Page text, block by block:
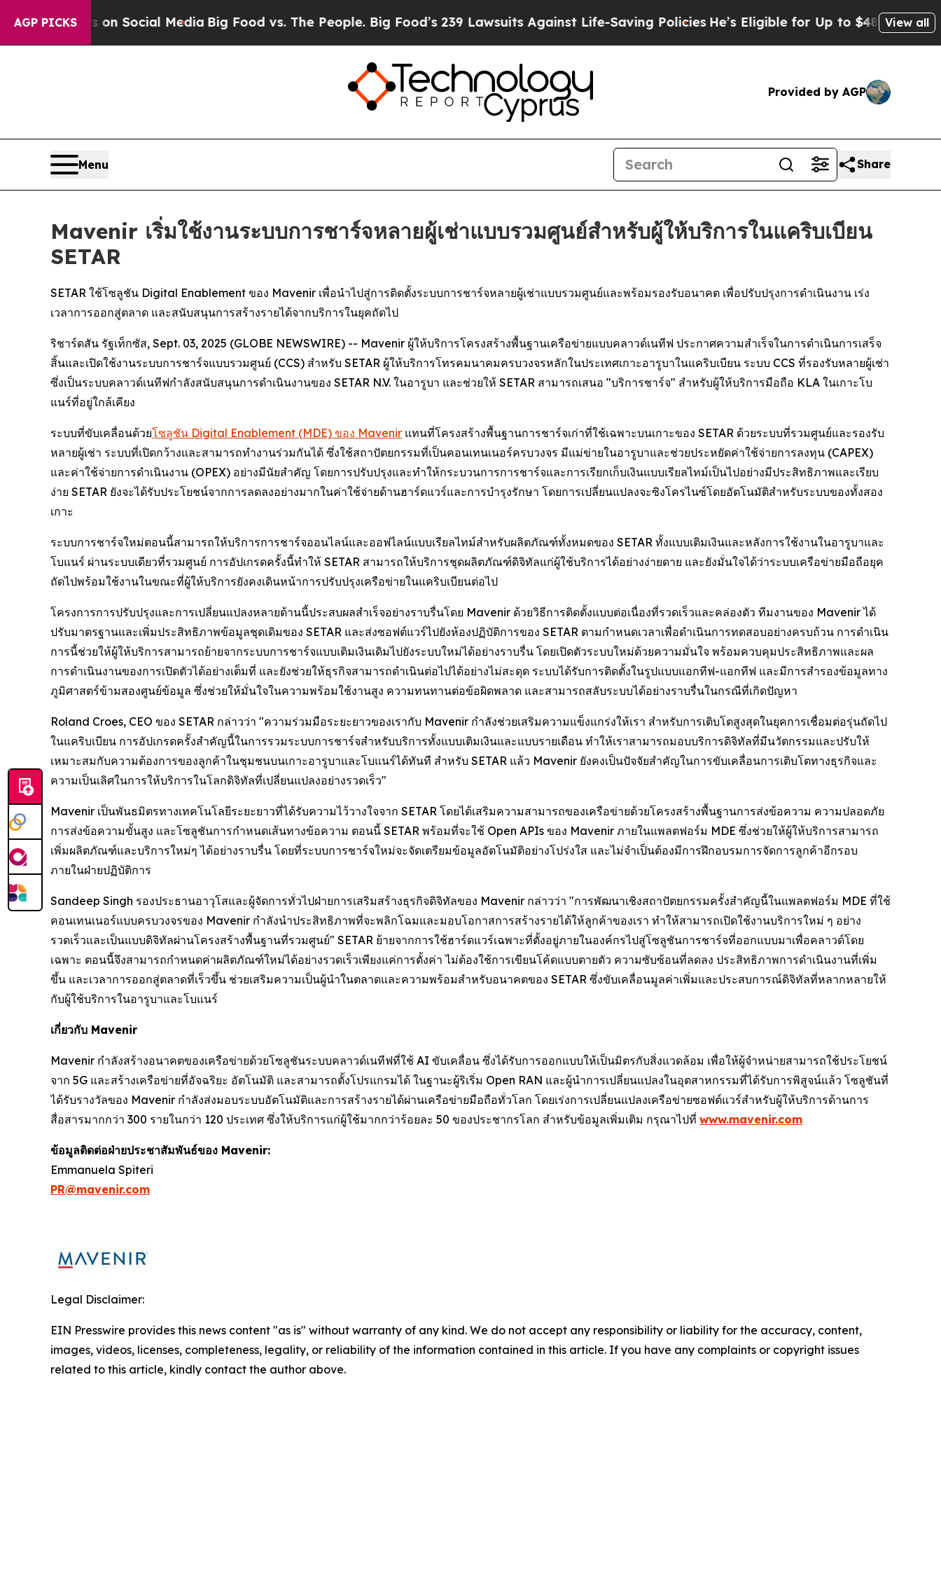
AGP PICKSon Social MediaBig Food vs. The People. Big Food’s 239 Lawsuits Against Life-Saving Policies He’s Eligible for Up to $480,000 AfterView all
Provided by AGP
Menu Share
Mavenir เริ่มใช้งานระบบการชาร์จหลายผู้เช่าแบบรวมศูนย์สำหรับผู้ให้บริการในแคริบเบียน
SETAR
SETAR ใช้โซลูชัน Digital Enablement ของ Mavenir เพื่อนำไปสู่การติดตั้งระบบการชาร์จหลายผู้เช่าแบบรวมศูนย์และพร้อมรองรับอนาคต เพื่อปรับปรุงการดำเนินงาน เร่ง
เวลาการออกสู่ตลาด และสนับสนุนการสร้างรายได้จากบริการในยุคถัดไป
ริชาร์ดสัน รัฐเท็กซัส, Sept. 03, 2025 (GLOBE NEWSWIRE) -- Mavenir ผู้ให้บริการโครงสร้างพื้นฐานเครือข่ายแบบคลาวด์เนทีฟ ประกาศความสำเร็จในการดำเนินการเสร็จ
สิ้นและเปิดใช้งานระบบการชาร์จแบบรวมศูนย์ (CCS) สำหรับ SETAR ผู้ให้บริการโทรคมนาคมครบวงจรหลักในประเทศเกาะอารูบาในแคริบเบียน ระบบ CCS ที่รองรับหลายผู้เช่า
ซึ่งเป็นระบบคลาวด์เนทีฟกำลังสนับสนุนการดำเนินงานของ SETAR N.V. ในอารูบา และช่วยให้ SETAR สามารถเสนอ "บริการชาร์จ" สำหรับผู้ให้บริการมือถือ KLA ในเกาะโบ
แนร์ที่อยู่ใกล้เคียง
ระบบที่ขับเคลื่อนด้วยโซลูชัน Digital Enablement (MDE) ของ Mavenir แทนที่โครงสร้างพื้นฐานการชาร์จเก่าที่ใช้เฉพาะบนเกาะของ SETAR ด้วยระบบที่รวมศูนย์และรองรับ
หลายผู้เช่า ระบบที่เปิดกว้างและสามารถทำงานร่วมกันได้ ซึ่งใช้สถาปัตยกรรมที่เป็นคอนเทนเนอร์ครบวงจร มีแม่ข่ายในอารูบาและช่วยประหยัดค่าใช้จ่ายการลงทุน (CAPEX)
และค่าใช้จ่ายการดำเนินงาน (OPEX) อย่างมีนัยสำคัญ โดยการปรับปรุงและทำให้กระบวนการการชาร์จและการเรียกเก็บเงินแบบเรียลไทม์เป็นไปอย่างมีประสิทธิภาพและเรียบ
ง่าย SETAR ยังจะได้รับประโยชน์จากการลดลงอย่างมากในค่าใช้จ่ายด้านฮาร์ดแวร์และการบำรุงรักษา โดยการเปลี่ยนแปลงจะซิงโครไนซ์โดยอัตโนมัติสำหรับระบบของทั้งสอง
เกาะ
ระบบการชาร์จใหม่ตอนนี้สามารถให้บริการการชาร์จออนไลน์และออฟไลน์แบบเรียลไทม์สำหรับผลิตภัณฑ์ทั้งหมดของ SETAR ทั้งแบบเติมเงินและหลังการใช้งานในอารูบาและ
โบแนร์ ผ่านระบบเดียวที่รวมศูนย์ การอัปเกรดครั้งนี้ทำให้ SETAR สามารถให้บริการชุดผลิตภัณฑ์ดิจิทัลแก่ผู้ใช้บริการได้อย่างง่ายดาย และยังมั่นใจได้ว่าระบบเครือข่ายมือถือยุค
ถัดไปพร้อมใช้งานในขณะที่ผู้ให้บริการยังคงเดินหน้าการปรับปรุงเครือข่ายในแคริบเบียนต่อไป
โครงการการปรับปรุงและการเปลี่ยนแปลงหลายด้านนี้ประสบผลสำเร็จอย่างราบรื่นโดย Mavenir ด้วยวิธีการติดตั้งแบบต่อเนื่องที่รวดเร็วและคล่องตัว ทีมงานของ Mavenir ได้
ปรับมาตรฐานและเพิ่มประสิทธิภาพข้อมูลชุดเดิมของ SETAR และส่งซอฟต์แวร์ไปยังห้องปฏิบัติการของ SETAR ตามกำหนดเวลาเพื่อดำเนินการทดสอบอย่างครบถ้วน การดำเนิน
การนี้ช่วยให้ผู้ให้บริการสามารถย้ายจากระบบการชาร์จแบบเติมเงินเดิมไปยังระบบใหม่ได้อย่างราบรื่น โดยเปิดตัวระบบใหม่ด้วยความมั่นใจ พร้อมควบคุมประสิทธิภาพและผล
การดำเนินงานของการเปิดตัวได้อย่างเต็มที่ และยังช่วยให้ธุรกิจสามารถดำเนินต่อไปได้อย่างไม่สะดุด ระบบได้รับการติดตั้งในรูปแบบแอกทีฟ-แอกทีฟ และมีการสำรองข้อมูลทาง
ภูมิศาสตร์ข้ามสองศูนย์ข้อมูล ซึ่งช่วยให้มั่นใจในความพร้อมใช้งานสูง ความทนทานต่อข้อผิดพลาด และสามารถสลับระบบได้อย่างราบรื่นในกรณีที่เกิดปัญหา
Roland Croes, CEO ของ SETAR กล่าวว่า "ความร่วมมือระยะยาวของเรากับ Mavenir กำลังช่วยเสริมความแข็งแกร่งให้เรา สำหรับการเติบโตสูงสุดในยุคการเชื่อมต่อรุ่นถัดไป
ในแคริบเบียน การอัปเกรดครั้งสำคัญนี้ในการรวมระบบการชาร์จสำหรับบริการทั้งแบบเติมเงินและแบบรายเดือน ทำให้เราสามารถมอบบริการดิจิทัลที่มีนวัตกรรมและปรับให้
เหมาะสมกับความต้องการของลูกค้าในชุมชนบนเกาะอารูบาและโบแนร์ได้ทันที สำหรับ SETAR แล้ว Mavenir ยังคงเป็นปัจจัยสำคัญในการขับเคลื่อนการเติบโตทางธุรกิจและ
ความเป็นเลิศในการให้บริการในโลกดิจิทัลที่เปลี่ยนแปลงอย่างรวดเร็ว"
Mavenir เป็นพันธมิตรทางเทคโนโลยีระยะยาวที่ได้รับความไว้วางใจจาก SETAR โดยได้เสริมความสามารถของเครือข่ายด้วยโครงสร้างพื้นฐานการส่งข้อความ ความปลอดภัย
การส่งข้อความขั้นสูง และโซลูชันการกำหนดเส้นทางข้อความ ตอนนี้ SETAR พร้อมที่จะใช้ Open APIs ของ Mavenir ภายในแพลตฟอร์ม MDE ซึ่งช่วยให้ผู้ให้บริการสามารถ
เพิ่มผลิตภัณฑ์และบริการใหม่ๆ ได้อย่างราบรื่น โดยที่ระบบการชาร์จใหม่จะจัดเตรียมข้อมูลอัตโนมัติอย่างโปร่งใส และไม่จำเป็นต้องมีการฝึกอบรมการจัดการลูกค้าอีกรอบ
ภายในฝ่ายปฏิบัติการ
Sandeep Singh รองประธานอาวุโสและผู้จัดการทั่วไปฝ่ายการเสริมสร้างธุรกิจดิจิทัลของ Mavenir กล่าวว่า "การพัฒนาเชิงสถาปัตยกรรมครั้งสำคัญนี้ในแพลตฟอร์ม MDE ที่ใช้
คอนเทนเนอร์แบบครบวงจรของ Mavenir กำลังนำประสิทธิภาพที่จะพลิกโฉมและมอบโอกาสการสร้างรายได้ให้ลูกค้าของเรา ทำให้สามารถเปิดใช้งานบริการใหม่ ๆ อย่าง
รวดเร็วและเป็นแบบดิจิทัลผ่านโครงสร้างพื้นฐานที่รวมศูนย์" SETAR ย้ายจากการใช้ฮาร์ดแวร์เฉพาะที่ตั้งอยู่ภายในองค์กรไปสู่โซลูชันการชาร์จที่ออกแบบมาเพื่อคลาวด์โดย
เฉพาะ ตอนนี้จึงสามารถกำหนดค่าผลิตภัณฑ์ใหม่ได้อย่างรวดเร็วเพียงแค่การตั้งค่า ไม่ต้องใช้การเขียนโค้ดแบบตายตัว ความซับซ้อนที่ลดลง ประสิทธิภาพการดำเนินงานที่เพิ่ม
ขึ้น และเวลาการออกสู่ตลาดที่เร็วขึ้น ช่วยเสริมความเป็นผู้นำในตลาดและความพร้อมสำหรับอนาคตของ SETAR ซึ่งขับเคลื่อนมูลค่าเพิ่มและประสบการณ์ดิจิทัลที่หลากหลายให้
กับผู้ใช้บริการในอารูบาและโบแนร์
เกี่ยวกับ Mavenir
Mavenir กำลังสร้างอนาคตของเครือข่ายด้วยโซลูชันระบบคลาวด์เนทีฟที่ใช้ AI ขับเคลื่อน ซึ่งได้รับการออกแบบให้เป็นมิตรกับสิ่งแวดล้อม เพื่อให้ผู้จำหน่ายสามารถใช้ประโยชน์
จาก 5G และสร้างเครือข่ายที่อัจฉริยะ อัตโนมัติ และสามารถตั้งโปรแกรมได้ ในฐานะผู้ริเริ่ม Open RAN และผู้นำการเปลี่ยนแปลงในอุตสาหกรรมที่ได้รับการพิสูจน์แล้ว โซลูชันที่
ได้รับรางวัลของ Mavenir กำลังส่งมอบระบบอัตโนมัติและการสร้างรายได้ผ่านเครือข่ายมือถือทั่วโลก โดยเร่งการเปลี่ยนแปลงเครือข่ายซอฟต์แวร์สำหรับผู้ให้บริการด้านการ
สื่อสารมากกว่า 300 รายในกว่า 120 ประเทศ ซึ่งให้บริการแก่ผู้ใช้มากกว่าร้อยละ 50 ของประชากรโลก สำหรับข้อมูลเพิ่มเติม กรุณาไปที่ www.mavenir.com
ข้อมูลติดต่อฝ่ายประชาสัมพันธ์ของ Mavenir:
Emmanuela Spiteri
PR@mavenir.com
Legal Disclaimer:
EIN Presswire provides this news content "as is" without warranty of any kind. We do not accept any responsibility or liability for the accuracy, content,
images, videos, licenses, completeness, legality, or reliability of the information contained in this article. If you have any complaints or copyright issues
related to this article, kindly contact the author above.